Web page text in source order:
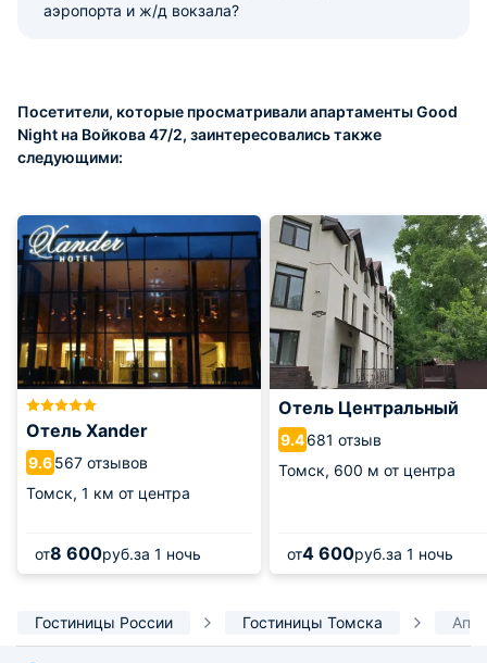
аэропорта и ж/д вокзала?
Посетители, которые просматривали апартаменты Good
Night на Войкова 47/2, заинтересовались также
следующими:
Отель Xander
9.6567 отзывов
Томск, 1 км от центра
от8 600руб.за 1 ночь
Отель Центральный
9.4681 отзыв
Томск, 600 м от центра
от4 600руб.за 1 ночь
Гостиницы России Гостиницы Томска